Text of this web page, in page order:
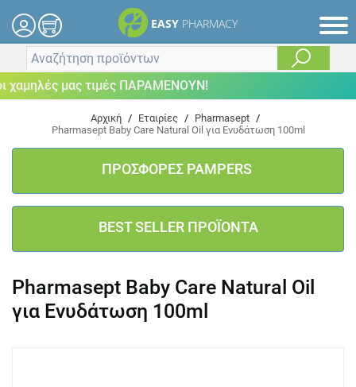
EASY PHARMACY
μας τιμές ΠΑΡΑΜΕΝΟΥΝ!
Αρχική / Εταιρίες / Pharmasept /
Pharmasept Baby Care Natural Oil για Ενυδάτωση 100ml
ΠΡΟΣΦΟΡΕΣ PAMPERS
BEST SELLER ΠΡΟΪΟΝΤΑ
Pharmasept Baby Care Natural Oil
για Ενυδάτωση 100ml